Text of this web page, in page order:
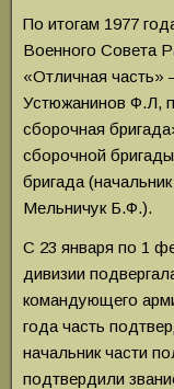
По итогам 1977
Военного Совета
«Отличная часть»
Устюжанинов Ф.Л,
сборочная
сборочной
бригада
Мельничук Б.Ф.).
С 23 января по 1
дивизии
командующего
года часть
начальник части
подтвердили